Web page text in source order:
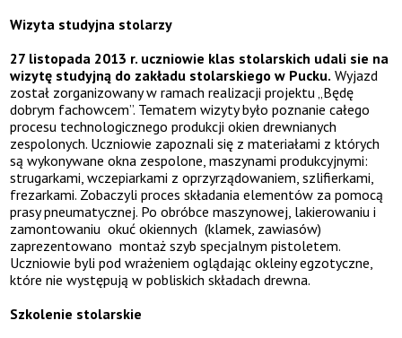
Wizyta studyjna stolarzy
27 listopada 2013 r. uczniowie klas stolarskich udali sie na
wizytę studyjną do zakładu stolarskiego w Pucku. Wyjazd
został zorganizowany w ramach realizacji projektu „Będę
dobrym fachowcem”. Tematem wizyty było poznanie całego
procesu technologicznego produkcji okien drewnianych
zespolonych. Uczniowie zapoznali się z materiałami z których
są wykonywane okna zespolone, maszynami produkcyjnymi:
strugarkami, wczepiarkami z oprzyrządowaniem, szlifierkami,
frezarkami. Zobaczyli proces składania elementów za pomocą
prasy pneumatycznej. Po obróbce maszynowej, lakierowaniu i
zamontowaniu okuć okiennych (klamek, zawiasów)
zaprezentowano montaż szyb specjalnym pistoletem.
Uczniowie byli pod wrażeniem oglądając okleiny egzotyczne,
które nie występują w pobliskich składach drewna.
Szkolenie stolarskie